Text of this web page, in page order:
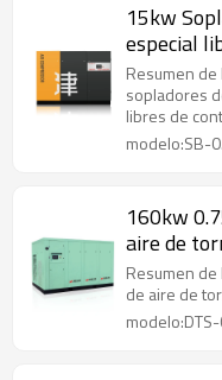
15kw
especial
Resumen
sopladores
libres de
160kw
aire de
Resumen
de aire de